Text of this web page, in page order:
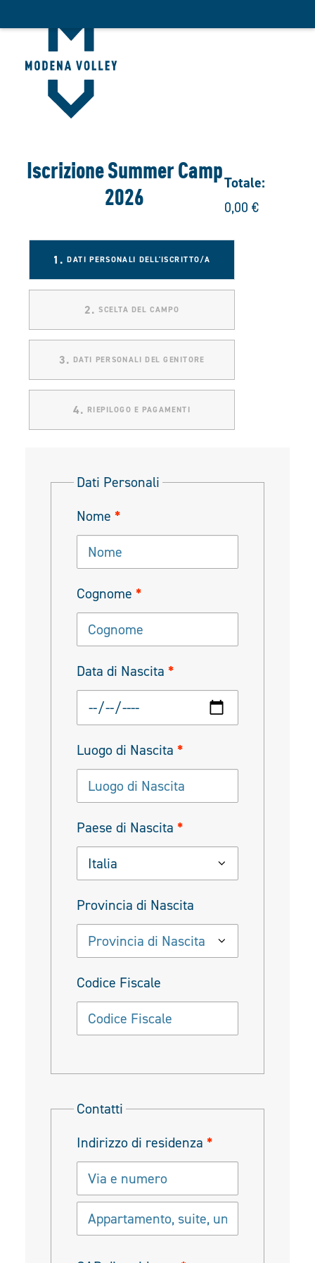
Iscrizione Summer Camp
2026
Totale:
0,00 €
1. DATI PERSONALI DELL'ISCRITTO/A
2. SCELTA DEL CAMPO
3. DATI PERSONALI DEL GENITORE
4. RIEPILOGO E PAGAMENTI
Dati Personali
Nome *
Cognome *
Data di Nascita *
Luogo di Nascita *
Paese di Nascita *
Italia
Provincia di Nascita
Provincia di Nascita
Codice Fiscale
Contatti
Indirizzo di residenza *
Appartamento,
suite,
unità,